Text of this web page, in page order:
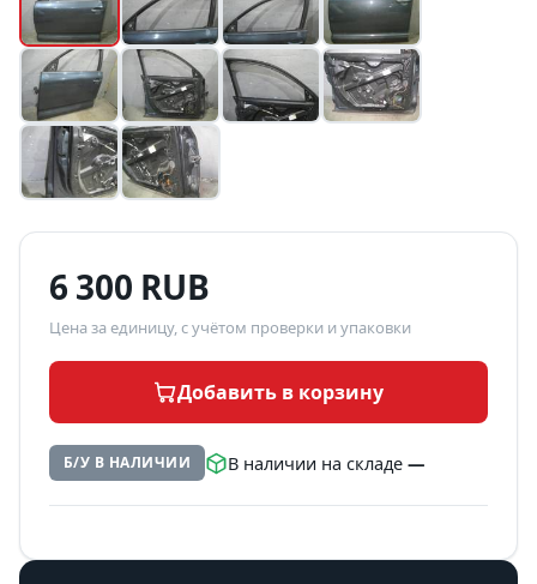
6 300 RUB
Цена за единицу, с учётом проверки и упаковки
Добавить в корзину
Б/У В НАЛИЧИИ В наличии на складе—